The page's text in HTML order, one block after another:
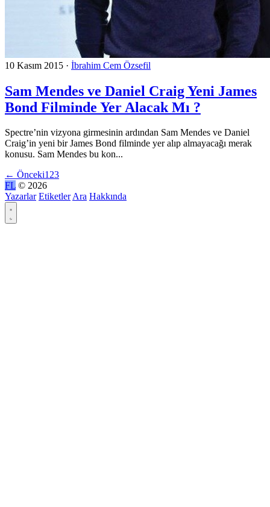
10 Kasım 2015 · İbrahim Cem Özsefil
Sam Mendes ve Daniel Craig Yeni James
Bond Filminde Yer Alacak Mı ?
Spectre’nin vizyona girmesinin ardından Sam Mendes ve Daniel
Craig’in yeni bir James Bond filminde yer alıp almayacağı merak
konusu. Sam Mendes bu kon...
← Önceki123
FL © 2026
Yazarlar EtiketlerAra Hakkında